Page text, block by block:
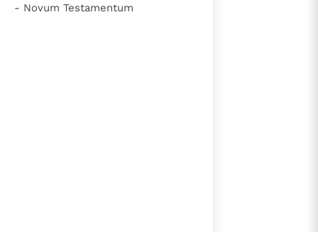
- Novum Testamentum